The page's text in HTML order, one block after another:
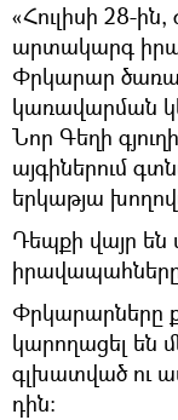
«Հուլիսի 28-
արտակարգ
Փրկարար
կառավարման
Նոր Գեղի
այգիներում
երկաթյա
Դեպքի վայր են
Փրկարարները
կարողացել են
գլխատված ու
դին։